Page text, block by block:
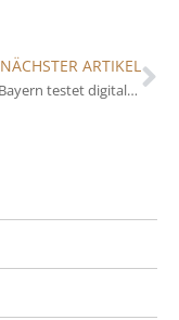
NÄCHSTER ARTIKEL
Digitales: Bayern testet digitale Zwillinge